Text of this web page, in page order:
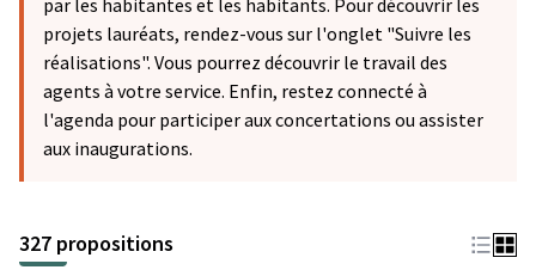
par les habitantes et les habitants. Pour découvrir les
projets lauréats, rendez-vous sur l'onglet "Suivre les
réalisations". Vous pourrez découvrir le travail des
agents à votre service. Enfin, restez connecté à
l'agenda pour participer aux concertations ou assister
aux inaugurations.
327 propositions